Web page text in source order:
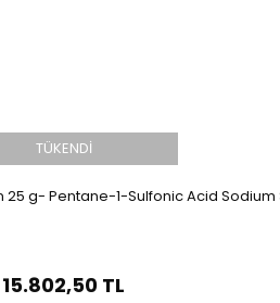
TÜKENDİ
25 g- Pentane-1-Sulfonic Acid Sodium
15.802,50 TL